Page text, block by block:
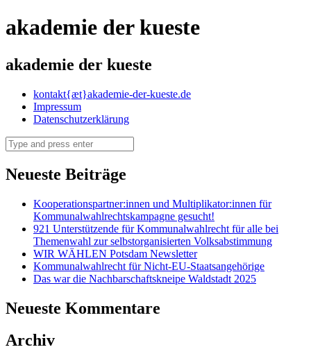
akademie der kueste
akademie der kueste
Skip
content
kontakt{æt}akademie-der-kueste.de
Impressum
Datenschutzerklärung
Search
Neueste Beiträge
Kooperationspartner:innen und Multiplikator:innen für
Kommunalwahlrechtskampagne gesucht!
921 Unterstützende für Kommunalwahlrecht für alle bei
Themenwahl zur selbstorganisierten Volksabstimmung
WIR WÄHLEN Potsdam Newsletter
Kommunalwahlrecht für Nicht-EU-Staatsangehörige
Das war die Nachbarschaftskneipe Waldstadt 2025
Neueste Kommentare
Archiv